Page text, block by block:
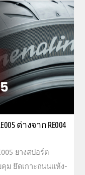
RE005 ต่างจาก RE004
ยางสปอร์ต
คุม ยึดเกาะถนนแห้ง-